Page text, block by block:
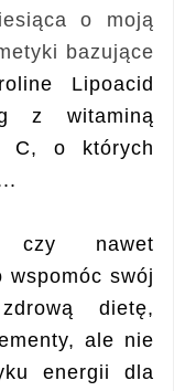
o moją
bazujące
Lipoacid
z witaminą
C, o których
czy nawet
wspomóc swój
dietę,
ale nie
energii dla